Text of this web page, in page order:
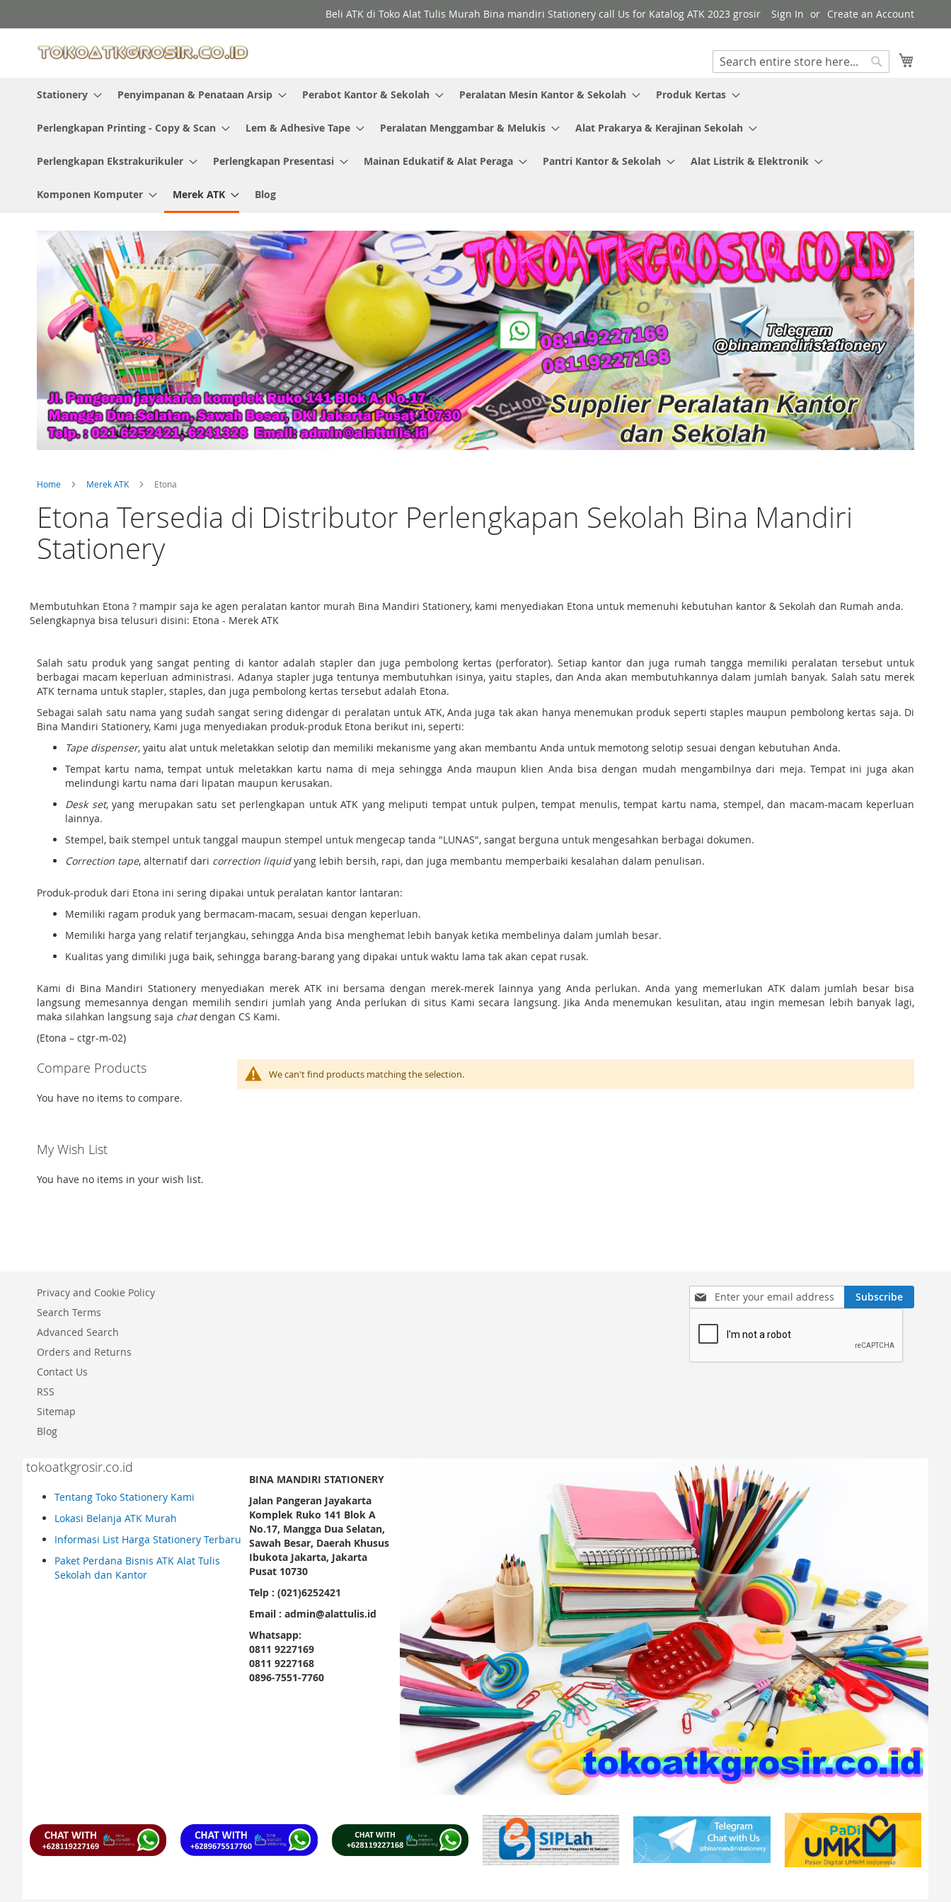
to
Beli ATK di Toko Alat Tulis Murah Bina mandiri Stationery call Us for Katalog ATK 2023 grosir Sign In Create an Account
Search
Stationery
Penyimpanan & Penataan Arsip Perabot Kantor & Sekolah Peralatan Mesin Kantor & Sekolah Produk Kertas
Perlengkapan Printing - Copy & Scan Lem & Adhesive Tape Peralatan Menggambar & Melukis Alat Prakarya & Kerajinan Sekolah
Perlengkapan Ekstrakurikuler Perlengkapan Presentasi Mainan Edukatif & Alat Peraga Pantri Kantor & Sekolah Alat Listrik & Elektronik
Komponen Komputer Merek ATK Blog
Home Merek ATK Etona
Etona Tersedia di Distributor Perlengkapan Sekolah Bina Mandiri
Stationery
Membutuhkan Etona ? mampir saja ke agen peralatan kantor murah Bina Mandiri Stationery, kami menyediakan Etona untuk memenuhi kebutuhan kantor & Sekolah dan Rumah anda.
Selengkapnya bisa telusuri disini: Etona - Merek ATK
Salah satu produk yang sangat penting di kantor adalah stapler dan juga pembolong kertas (perforator). Setiap kantor dan juga rumah tangga memiliki peralatan tersebut untuk
berbagai macam keperluan administrasi. Adanya stapler juga tentunya membutuhkan isinya, yaitu staples, dan Anda akan membutuhkannya dalam jumlah banyak. Salah satu merek
ATK ternama untuk stapler, staples, dan juga pembolong kertas tersebut adalah Etona.
Sebagai salah satu nama yang sudah sangat sering didengar di peralatan untuk ATK, Anda juga tak akan hanya menemukan produk seperti staples maupun pembolong kertas saja. Di
Bina Mandiri Stationery, Kami juga menyediakan produk-produk Etona berikut ini, seperti:
Tape dispenser, yaitu alat untuk meletakkan selotip dan memiliki mekanisme yang akan membantu Anda untuk memotong selotip sesuai dengan kebutuhan Anda.
Tempat kartu nama, tempat untuk meletakkan kartu nama di meja sehingga Anda maupun klien Anda bisa dengan mudah mengambilnya dari meja. Tempat ini juga akan
melindungi kartu nama dari lipatan maupun kerusakan.
Desk set, yang merupakan satu set perlengkapan untuk ATK yang meliputi tempat untuk pulpen, tempat menulis, tempat kartu nama, stempel, dan macam-macam keperluan
lainnya.
Stempel, baik stempel untuk tanggal maupun stempel untuk mengecap tanda "LUNAS", sangat berguna untuk mengesahkan berbagai dokumen.
Correction tape, alternatif dari correction liquidyang lebih bersih, rapi, dan juga membantu memperbaiki kesalahan dalam penulisan.
Produk-produk dari Etona ini sering dipakai untuk peralatan kantor lantaran:
Memiliki ragam produk yang bermacam-macam, sesuai dengan keperluan.
Memiliki harga yang relatif terjangkau, sehingga Anda bisa menghemat lebih banyak ketika membelinya dalam jumlah besar.
Kualitas yang dimiliki juga baik, sehingga barang-barang yang dipakai untuk waktu lama tak akan cepat rusak.
Kami di Bina Mandiri Stationery menyediakan merek ATK ini bersama dengan merek-merek lainnya yang Anda perlukan. Anda yang memerlukan ATK dalam jumlah besar bisa
langsung memesannya dengan memilih sendiri jumlah yang Anda perlukan di situs Kami secara langsung. Jika Anda menemukan kesulitan, atau ingin memesan lebih banyak lagi,
maka silahkan langsung saja chatdengan CS Kami.
(Etona – ctgr-m-02)
We can't find products matching the selection.
Compare Products
You have no items to compare.
My Wish List
You have no items in your wish list.
Sign
Up
Newsletter:
Subscribe
Privacy and Cookie Policy
Search Terms
Advanced Search
Orders and Returns
Contact Us
RSS
Sitemap
Blog
tokoatkgrosir.co.id
Tentang Toko Stationery Kami
Lokasi Belanja ATK Murah
Informasi List Harga Stationery Terbaru
Paket Perdana Bisnis ATK Alat Tulis
Sekolah dan Kantor
BINA MANDIRI STATIONERY
Jalan Pangeran Jayakarta
Komplek Ruko 141 Blok A
No.17, Mangga Dua Selatan,
Sawah Besar, Daerah Khusus
Ibukota Jakarta, Jakarta
Pusat 10730
Telp : (021)6252421
Email : admin@alattulis.id
Whatsapp:
0811 9227169
0811 9227168
0896-7551-7760